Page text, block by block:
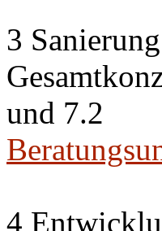
3
und 7.2
4